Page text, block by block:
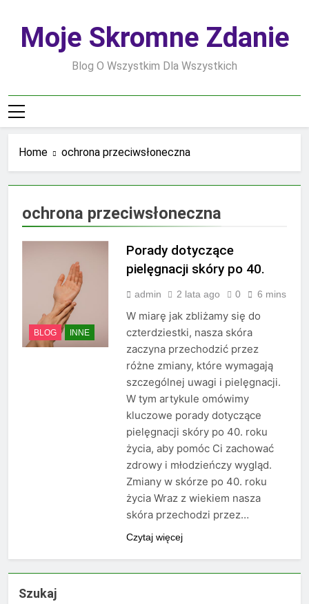
contentMoje Skromne Zdanie
Blog O Wszystkim Dla Wszystkich
Home ochrona przeciwsłoneczna
ochrona przeciwsłoneczna
BLOG INNE
Porady dotyczące
pielęgnacji skóry po 40.
admin 2 lata ago 0 6 mins
W miarę jak zbliżamy się do
czterdziestki, nasza skóra
zaczyna przechodzić przez
różne zmiany, które wymagają
szczególnej uwagi i pielęgnacji.
W tym artykule omówimy
kluczowe porady dotyczące
pielęgnacji skóry po 40. roku
życia, aby pomóc Ci zachować
zdrowy i młodzieńczy wygląd.
Zmiany w skórze po 40. roku
życia Wraz z wiekiem nasza
skóra przechodzi przez…
Czytaj więcej
Szukaj